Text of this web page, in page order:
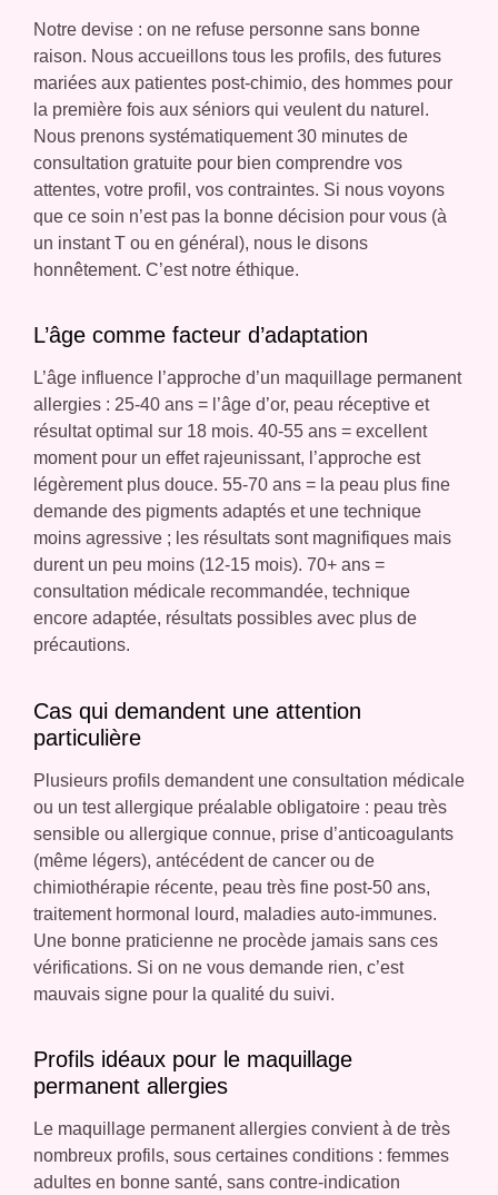
Notre devise : on ne refuse personne sans bonne
raison. Nous accueillons tous les profils, des futures
mariées aux patientes post-chimio, des hommes pour
la première fois aux séniors qui veulent du naturel.
Nous prenons systématiquement 30 minutes de
consultation gratuite pour bien comprendre vos
attentes, votre profil, vos contraintes. Si nous voyons
que ce soin n’est pas la bonne décision pour vous (à
un instant T ou en général), nous le disons
honnêtement. C’est notre éthique.
L’âge comme facteur d’adaptation
L’âge influence l’approche d’un maquillage permanent
allergies : 25-40 ans = l’âge d’or, peau réceptive et
résultat optimal sur 18 mois. 40-55 ans = excellent
moment pour un effet rajeunissant, l’approche est
légèrement plus douce. 55-70 ans = la peau plus fine
demande des pigments adaptés et une technique
moins agressive ; les résultats sont magnifiques mais
durent un peu moins (12-15 mois). 70+ ans =
consultation médicale recommandée, technique
encore adaptée, résultats possibles avec plus de
précautions.
Cas qui demandent une attention
particulière
Plusieurs profils demandent une consultation médicale
ou un test allergique préalable obligatoire : peau très
sensible ou allergique connue, prise d’anticoagulants
(même légers), antécédent de cancer ou de
chimiothérapie récente, peau très fine post-50 ans,
traitement hormonal lourd, maladies auto-immunes.
Une bonne praticienne ne procède jamais sans ces
vérifications. Si on ne vous demande rien, c’est
mauvais signe pour la qualité du suivi.
Profils idéaux pour le maquillage
permanent allergies
Le maquillage permanent allergies convient à de très
nombreux profils, sous certaines conditions : femmes
adultes en bonne santé, sans contre-indication